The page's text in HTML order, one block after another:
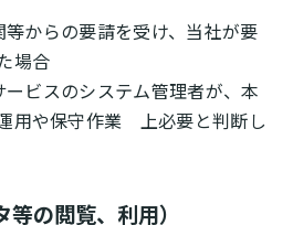
からの要請を受け、当社が要
場合
ビスのシステム管理者が、本
用や保守作業 上必要と判断し
の閲覧、利用）